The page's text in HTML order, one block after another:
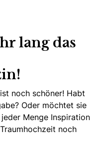
lang das
noch schöner! Habt
Oder möchtet sie
Menge Inspiration
noch